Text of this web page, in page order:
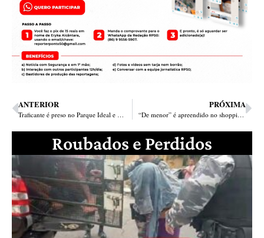
ANTERIOR
Traficante é preso no Parque Ideal e estuprador no Parque Wall Ferraz
PRÓXIMA
“De menor” é apreendido no shopping tentando comprar colar com CNH falsa
Roubados e Perdidos